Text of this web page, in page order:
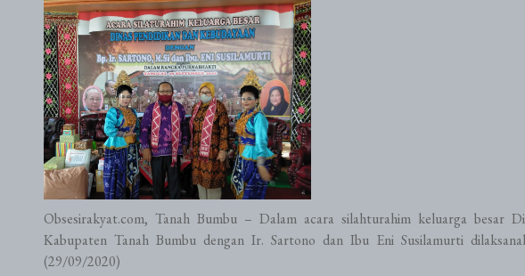
Obsesirakyat.com, Tanah Bumbu – Dalam acara silahturahim keluarga besar
Kabupaten Tanah Bumbu dengan Ir. Sartono dan Ibu Eni Susilamurti
(29/09/2020)